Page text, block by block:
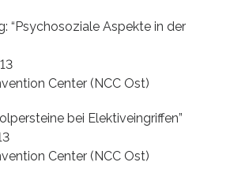
“Psychosoziale Aspekte in der
Center (NCC Ost)
bei Elektiveingriffen”
Center (NCC Ost)